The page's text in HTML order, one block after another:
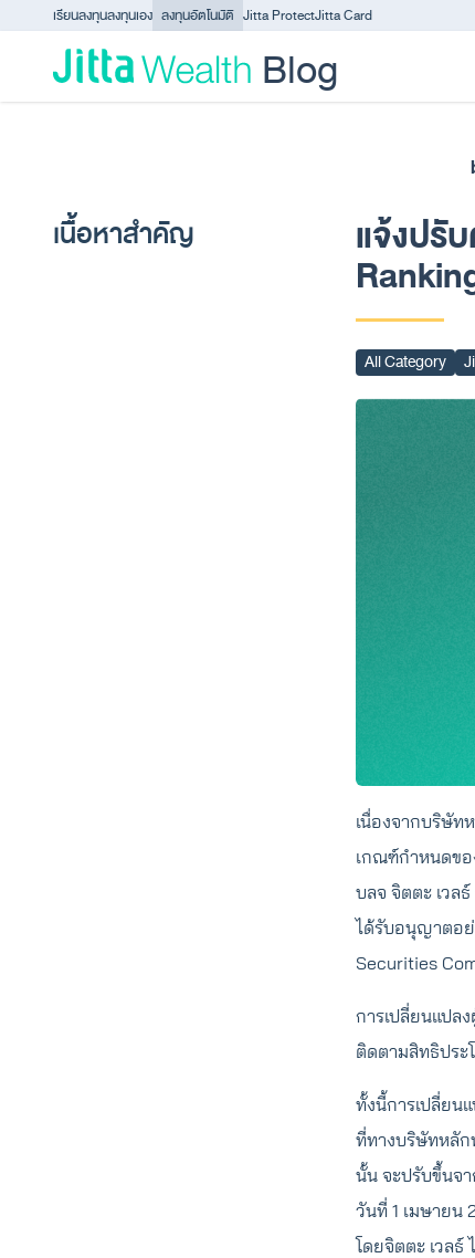
Skip to content - ข้ามไปที่เนื้อหา
เรียนลงทุนลงทุนเอง ลงทุนอัตโนมัติ Jitta ProtectJitta Card
Blog
เนื้อหาสำคัญ แจ้งปรั
All Category
เนื่องจากบริษัท
เกณฑ์กำหนดขอ
บลจ จิตตะ เวล
ได้รับอนุญาตอย่
Securities
การเปลี่ยนแปล
ติดตามสิทธิประ
ทั้งนี้การเปลี่ยน
ที่ทางบริษัทหลัก
นั้น จะปรับขึ้นจา
วันที่ 1 เมษายน
โดยจิตตะ เวล